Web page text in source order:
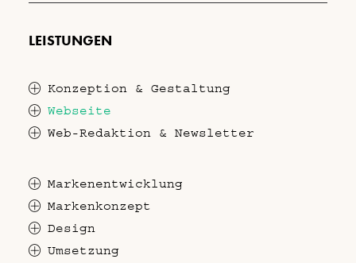
LEISTUNGEN
Konzeption & Gestaltung
Webseite
Web-Redaktion & Newsletter
Markenentwicklung
Markenkonzept
Design
Umsetzung